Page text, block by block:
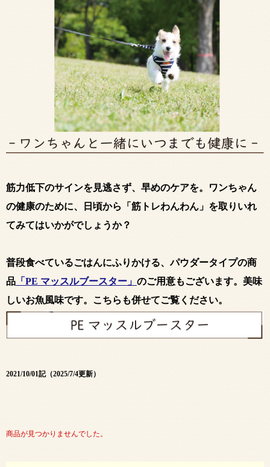
筋力低下のサインを見逃さず、早めのケアを。ワンちゃん
の健康のために、日頃から「筋トレわんわん」を取りいれ
てみてはいかがでしょうか？
普段食べているごはんにふりかける、パウダータイプの商
品 「PE マッスルブースター」 のご用意もございます。美味
しいお魚風味です。こちらも併せてご覧ください。
2021/10/01記（2025/7/4更新）
商品が見つかりませんでした。